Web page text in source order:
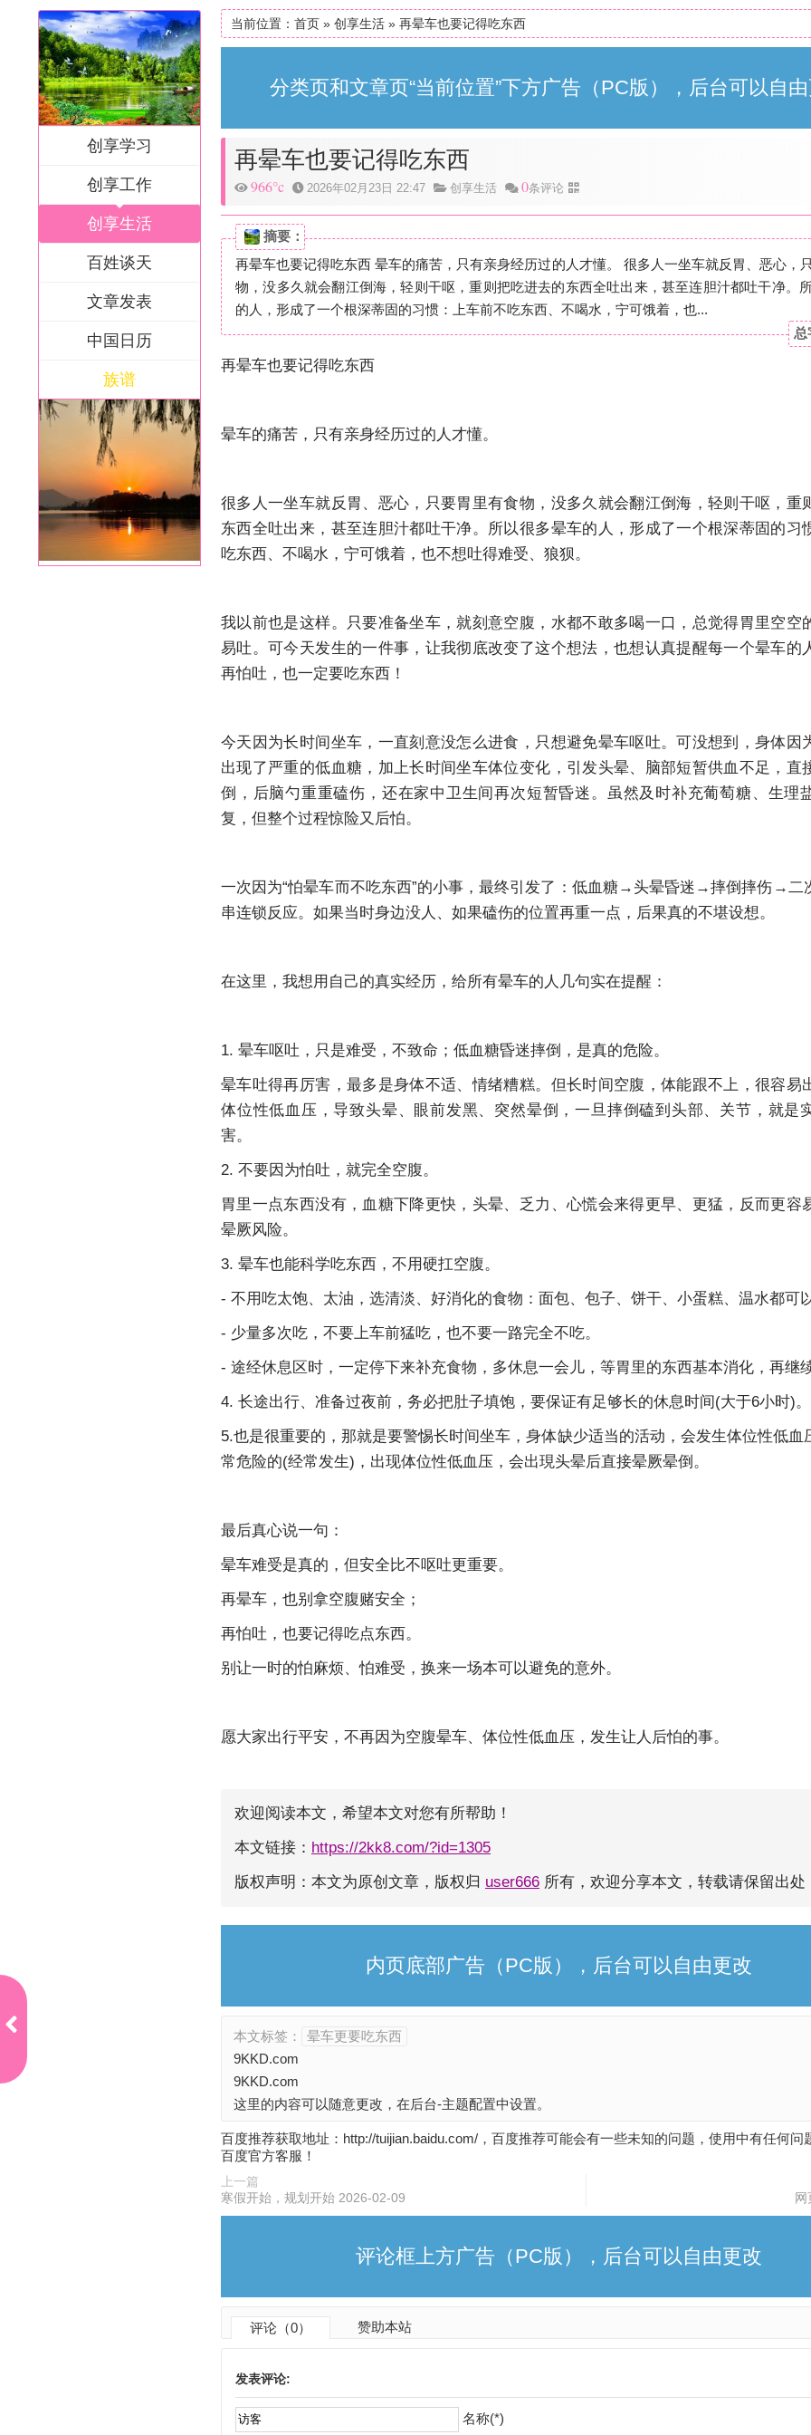
创享学习
创享工作
创享生活
百姓谈天
文章发表
中国日历
族谱
当前位置： 首页 » 创享生活 » 再晕车也要记得吃东西
分类页和文章页“当前位置”下方广告（PC版），后台可以自
再晕车也要记得吃东西
966°c 2026年02月23日 22:47 创享生活 0条评论
摘要：
再晕车也要记得吃东西 晕车的痛苦，只有亲身经历过的人才懂。 很多人一坐车就反胃、恶心，
物，没多久就会翻江倒海，轻则干呕，重则把吃进去的东西全吐出来，甚至连胆汁都吐干净。
的人，形成了一个根深蒂固的习惯：上车前不吃东西、不喝水，宁可饿着，也...
总
再晕车也要记得吃东西
晕车的痛苦，只有亲身经历过的人才懂。
很多人一坐车就反胃、恶心，只要胃里有食物，没多久就会翻江倒海，轻则干呕，重
东西全吐出来，甚至连胆汁都吐干净。所以很多晕车的人，形成了一个根深蒂固的习
吃东西、不喝水，宁可饿着，也不想吐得难受、狼狈。
我以前也是这样。只要准备坐车，就刻意空腹，水都不敢多喝一口，总觉得胃里空空
易吐。可今天发生的一件事，让我彻底改变了这个想法，也想认真提醒每一个晕车的
再怕吐，也一定要吃东西！
今天因为长时间坐车，一直刻意没怎么进食，只想避免晕车呕吐。可没想到，身体因
出现了严重的低血糖，加上长时间坐车体位变化，引发头晕、脑部短暂供血不足，直
倒，后脑勺重重磕伤，还在家中卫生间再次短暂昏迷。虽然及时补充葡萄糖、生理
复，但整个过程惊险又后怕。
一次因为“怕晕车而不吃东西”的小事，最终引发了：低血糖→头晕昏迷→摔倒摔伤→二
串连锁反应。如果当时身边没人、如果磕伤的位置再重一点，后果真的不堪设想。
在这里，我想用自己的真实经历，给所有晕车的人几句实在提醒：
1. 晕车呕吐，只是难受，不致命；低血糖昏迷摔倒，是真的危险。
晕车吐得再厉害，最多是身体不适、情绪糟糕。但长时间空腹，体能跟不上，很容易
体位性低血压，导致头晕、眼前发黑、突然晕倒，一旦摔倒磕到头部、关节，就是
害。
2. 不要因为怕吐，就完全空腹。
胃里一点东西没有，血糖下降更快，头晕、乏力、心慌会来得更早、更猛，反而更容
晕厥风险。
3. 晕车也能科学吃东西，不用硬扛空腹。
- 不用吃太饱、太油，选清淡、好消化的食物：面包、包子、饼干、小蛋糕、温水都可以
- 少量多次吃，不要上车前猛吃，也不要一路完全不吃。
- 途经休息区时，一定停下来补充食物，多休息一会儿，等胃里的东西基本消化，再继
4. 长途出行、准备过夜前，务必把肚子填饱，要保证有足够长的休息时间(大于6小时)。
5.也是很重要的，那就是要警惕长时间坐车，身体缺少适当的活动，会发生体位性低血
常危险的(经常发生)，出现体位性低血压，会出現头晕后直接晕厥晕倒。
最后真心说一句：
晕车难受是真的，但安全比不呕吐更重要。
再晕车，也别拿空腹赌安全；
再怕吐，也要记得吃点东西。
别让一时的怕麻烦、怕难受，换来一场本可以避免的意外。
愿大家出行平安，不再因为空腹晕车、体位性低血压，发生让人后怕的事。
欢迎阅读本文，希望本文对您有所帮助！
本文链接： https://2kk8.com/?id=1305
版权声明：本文为原创文章，版权归 user666 所有，欢迎分享本文，转载请保留出处
内页底部广告（PC版），后台可以自由更改
本文标签：
晕车更要吃东西
9KKD.com
9KKD.com
这里的内容可以随意更改，在后台-主题配置中设置。
百度推荐获取地址：http://tuijian.baidu.com/，百度推荐可能会有一些未知的问题，使用中有任何问
百度官方客服！
上一篇
寒假开始，规划开始 2026-02-09
评论框上方广告（PC版），后台可以自由更改
评论（0） 赞助本站
发表评论:
名称(*)